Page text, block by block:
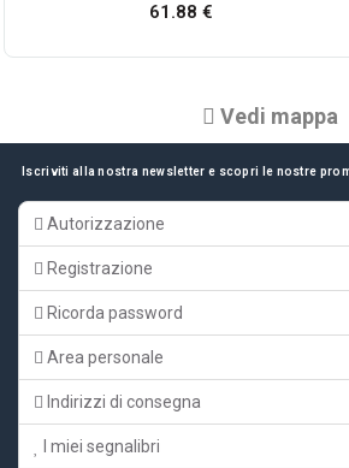
61.88 €
Vedi mappa
Iscriviti alla nostra newsletter e scopri le nostre
Autorizzazione
Registrazione
Ricorda password
Area personale
Indirizzi di consegna
I miei segnalibri